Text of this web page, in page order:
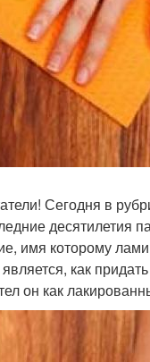
Сегодня в
имя которому
как
он как